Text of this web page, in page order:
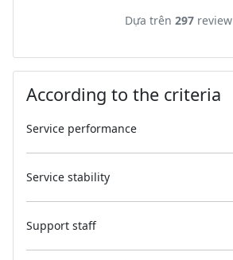
Dựa trên 297review
According to the criteria
Service performance
Service stability
Support staff